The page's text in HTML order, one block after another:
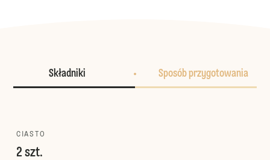
Składniki Sposób przygotowania
CIASTO
2 szt.